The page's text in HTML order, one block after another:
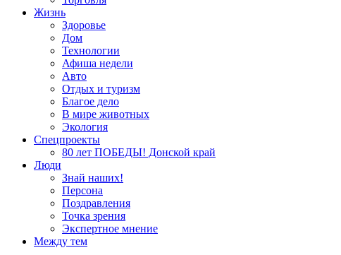
Жизнь
Здоровье
Дом
Технологии
Афиша недели
Авто
Отдых и туризм
Благое дело
В мире животных
Экология
Спецпроекты
80 лет ПОБЕДЫ! Донской край
Люди
Знай наших!
Персона
Поздравления
Точка зрения
Экспертное мнение
Между тем